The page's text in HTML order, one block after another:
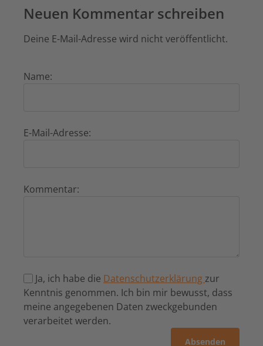
Neuen Kommentar schreiben
Deine E-Mail-Adresse wird nicht veröffentlicht.
Name:
E-Mail-Adresse:
Kommentar:
Ja, ich habe die Datenschutzerklärungzur
Kenntnis genommen. Ich bin mir bewusst, dass
meine angegebenen Daten zweckgebunden
verarbeitet werden.